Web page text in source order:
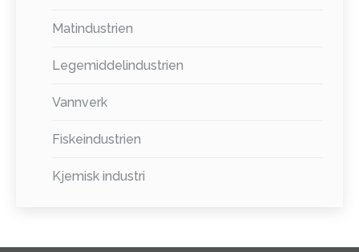
Matindustrien
Legemiddelindustrien
Vannverk
Fiskeindustrien
Kjemisk industri